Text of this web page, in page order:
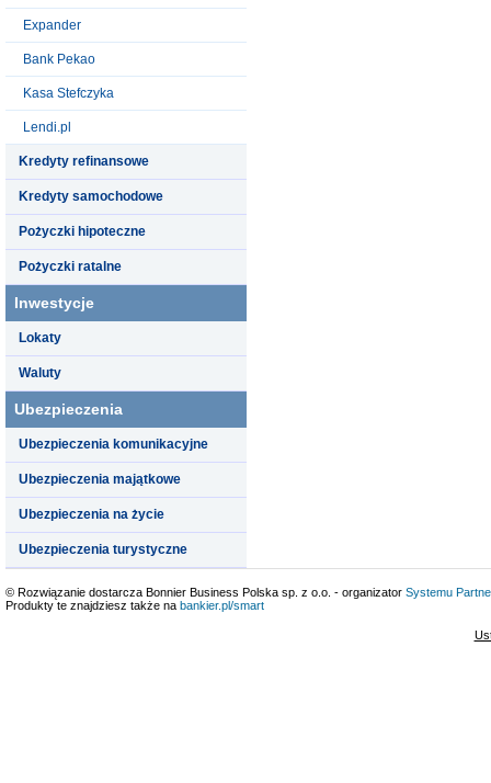
Expander
Bank Pekao
Kasa Stefczyka
Lendi.pl
Kredyty refinansowe
Kredyty samochodowe
Pożyczki hipoteczne
Pożyczki ratalne
Inwestycje
Lokaty
Waluty
Ubezpieczenia
Ubezpieczenia komunikacyjne
Ubezpieczenia majątkowe
Ubezpieczenia na życie
Ubezpieczenia turystyczne
© Rozwiązanie dostarcza Bonnier Business Polska sp. z o.o. - organizator Systemu
Produkty te znajdziesz także na bankier.pl/smart